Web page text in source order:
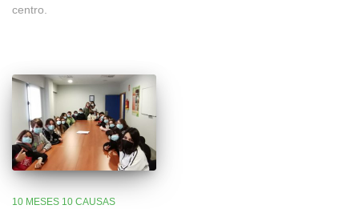
centro.
10 MESES 10 CAUSAS